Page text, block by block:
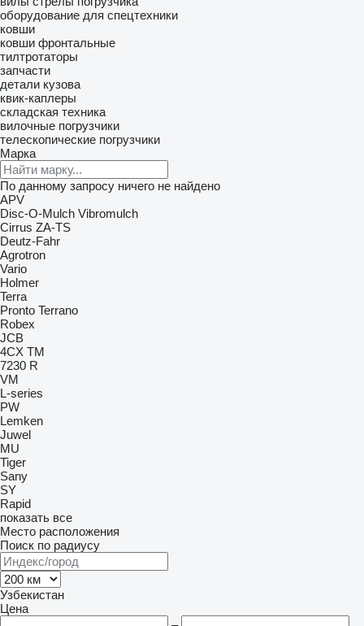
оборудование для спецтехники
ковши
ковши фронтальные
тилтротаторы
запчасти
детали кузова
квик-каплеры
складская техника
вилочные погрузчики
телескопические погрузчики
Марка
По данному запросу ничего не найдено
APV
Disc-O-Mulch Vibromulch
Cirrus ZA-TS
Deutz-Fahr
Agrotron
Vario
Holmer
Terra
Pronto Terrano
Robex
JCB
4CX TM
7230 R
VM
L-series
PW
Lemken
Juwel
MU
Tiger
Sany
SY
Rapid
показать все
Место расположения
Поиск по радиусу
Узбекистан
Цена